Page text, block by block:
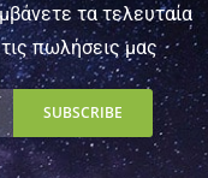
τα τελευταία
πωλήσεις μας